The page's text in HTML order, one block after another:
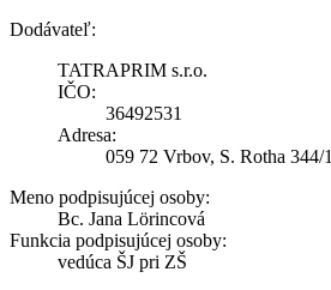
Dodávateľ:
TATRAPRIM s.r.o.
IČO:
36492531
Adresa:
059 72 Vrbov, S. Rotha 344/1
Meno podpisujúcej osoby:
Bc. Jana Lörincová
Funkcia podpisujúcej osoby:
vedúca ŠJ pri ZŠ